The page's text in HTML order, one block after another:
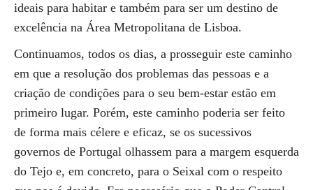
ideais para habitar e também para ser um destino de
excelência na Área Metropolitana de Lisboa.
Continuamos, todos os dias, a prosseguir este caminho
em que a resolução dos problemas das pessoas e a
criação de condições para o seu bem-estar estão em
primeiro lugar. Porém, este caminho poderia ser feito
de forma mais célere e eficaz, se os sucessivos
governos de Portugal olhassem para a margem esquerda
do Tejo e, em concreto, para o Seixal com o respeito